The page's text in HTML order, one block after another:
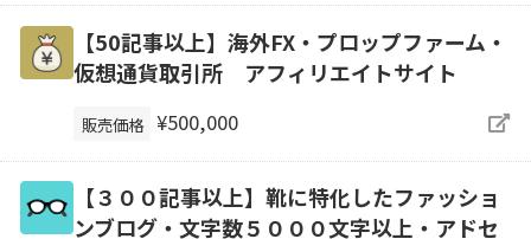
【50記事以上】海外FX・プロップファーム・
仮想通貨取引所 アフィリエイトサイト
販売価格 ¥500,000
【３００記事以上】靴に特化したファッショ
ンブログ・文字数５０００文字以上・アドセ